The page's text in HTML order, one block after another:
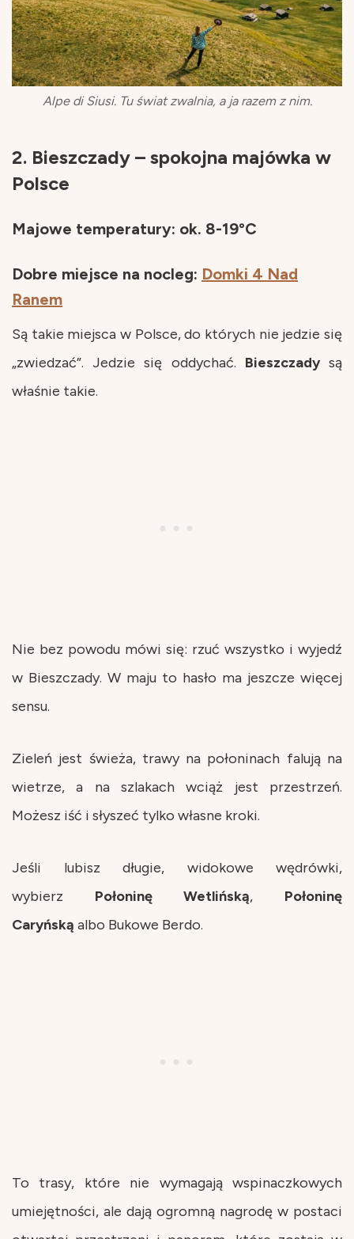
Alpe di Siusi. Tu świat zwalnia, a ja razem z nim.
2. Bieszczady – spokojna majówka w
Polsce
Majowe temperatury: ok. 8-19°C
Dobre miejsce na nocleg: Domki 4 Nad
Ranem
Są takie miejsca w Polsce, do których nie jedzie się
„zwiedzać”. Jedzie się oddychać. Bieszczadysą
właśnie takie.
Nie bez powodu mówi się: rzuć wszystko i wyjedź
w Bieszczady. W maju to hasło ma jeszcze więcej
sensu.
Zieleń jest świeża, trawy na połoninach falują na
wietrze, a na szlakach wciąż jest przestrzeń.
Możesz iść i słyszeć tylko własne kroki.
Jeśli lubisz długie, widokowe wędrówki,
wybierz Połoninę Wetlińską, Połoninę
Caryńską albo Bukowe Berdo.
To trasy, które nie wymagają wspinaczkowych
umiejętności, ale dają ogromną nagrodę w postaci